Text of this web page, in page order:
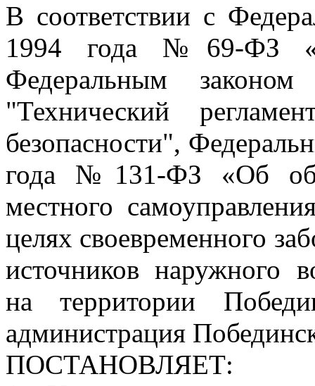
В соответствии с
1994 года №69-ФЗ «О
Федеральным
"Технический
безопасности",
года №131-ФЗ «Об
местного
целях своевременного
источников наружного
на территории
администрация
ПОСТАНОВЛЯЕТ: